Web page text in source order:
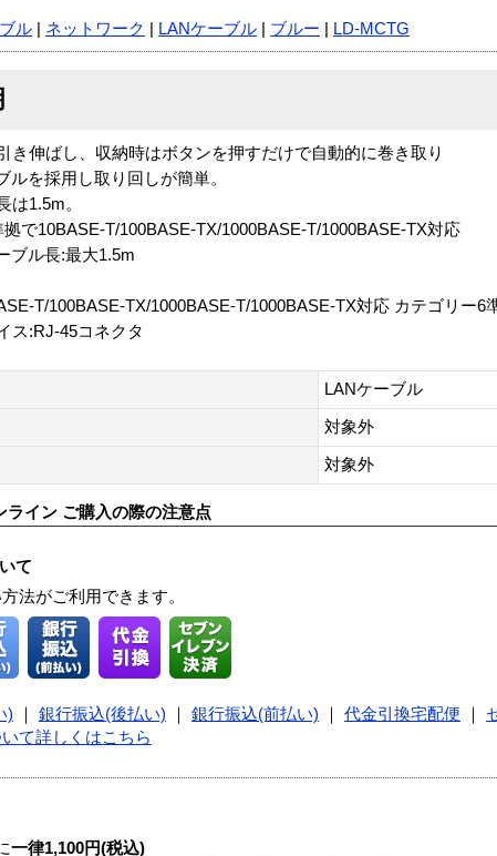
ル ネットワーク LANケーブル ブルー LD-MCTG
き伸ばし、収納時はボタンを押すだけで自動的に巻き取り
ルを採用し取り回しが簡単。
は1.5m。
で10BASE-T/100BASE-TX/1000BASE-T/1000BASE-TX対応
ブル長:最大1.5m
T/100BASE-TX/1000BASE-T/1000BASE-TX対応 カテゴリー6
ス:RJ-45コネクタ
LANケーブル
対象外
対象外
ライン ご購入の際の注意点
て
法がご利用できます。
) 銀行振込(後払い) 銀行振込(前払い) 代金引換宅配便
て詳しくはこちら
一律1,100円(税込)